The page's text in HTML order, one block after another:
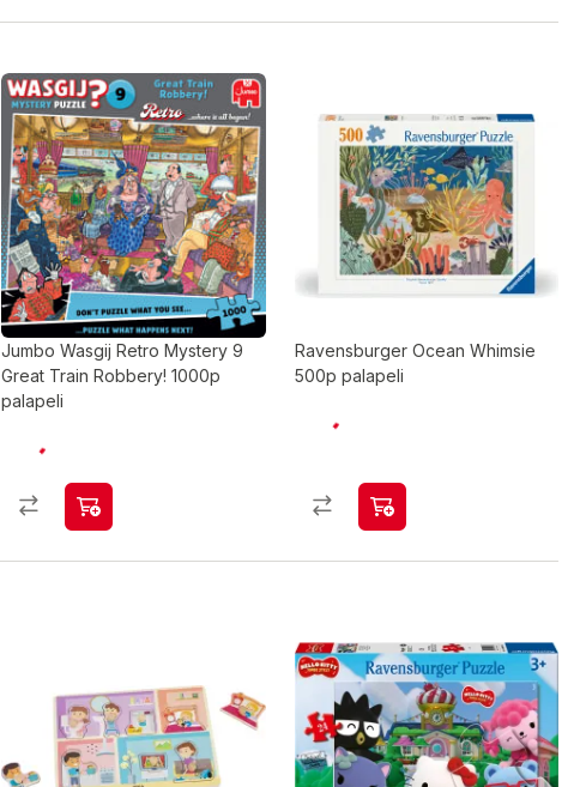
Jumbo Wasgij Retro Mystery 9
Great Train Robbery! 1000p
palapeli
Ravensburger Ocean Whimsie
500p palapeli